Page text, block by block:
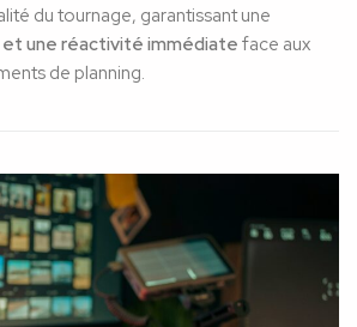
du tournage, garantissant une
une réactivité immédiate face aux
de planning.